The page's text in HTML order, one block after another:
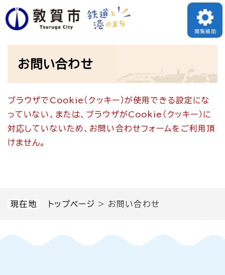
ペ
ー
す
メニューを飛ばして本文へ
閲覧補助
現在地 トップページ > お問い合わせ
お問い合わせ
ブラウザでCookie（クッキー）が使用できる設定にな
っていない、または、ブラウザがCookie（クッキー）に
対応していないため、お問い合わせフォームをご利用頂
けません。